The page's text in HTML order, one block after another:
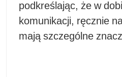
podkreślając, że w
komunikacji, ręcznie
mają szczególne